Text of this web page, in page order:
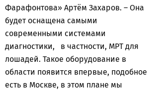
Фарафонтова» Артём Захаров. – Она
будет оснащена самыми
современными системами
диагностики, в частности, МРТ для
лошадей. Такое оборудование в
области появится впервые, подобное
есть в Москве, в этом плане мы